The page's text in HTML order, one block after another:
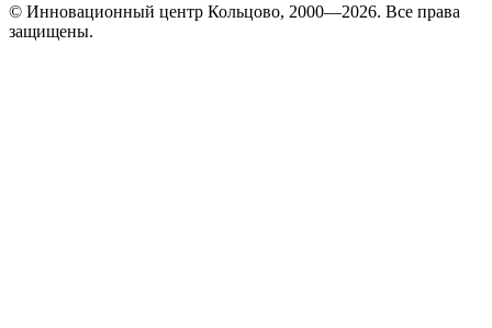
© Инновационный центр Кольцово, 2000—2026. Все права
защищены.